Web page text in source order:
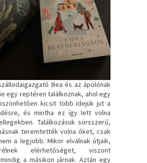
Bea és az ápolónak
egy reptéren találkoznak, ahol egy
kicsit több idejük jut a
és mintha ez így lett volna
Találkozásuk sorsszerű,
teremtették volna őket, csak
a legjobb. Mikor elválnak útjaik,
elérhetőséget, viszont
a másikon járnak. Aztán egy